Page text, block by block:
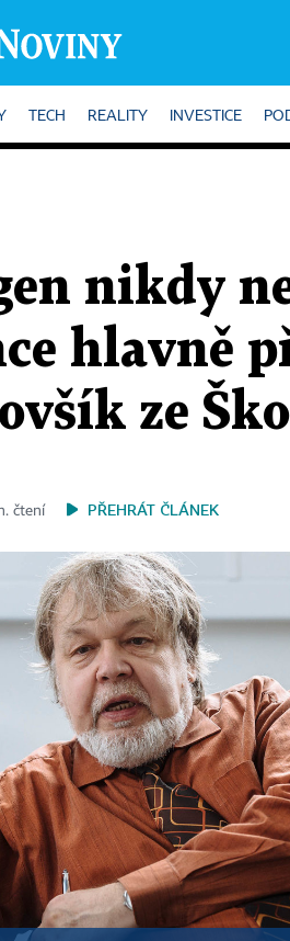
TECH REALITY INVESTICE
nikdy
hlavně
ze
čtení
PŘEHRÁT ČLÁNEK